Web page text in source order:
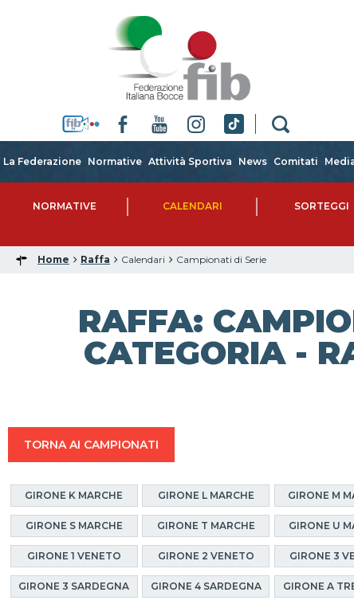
La Federazione Normative Attività Sportiva News Comitati
NORMATIVE CALENDARI SORTEGGI
Home Raffa Calendari Campionati di Serie
RAFFA:
CATEGORIA -
TORNA AI CAMPIONATI
GIRONE K MARCHE GIRONE L MARCHE GIRONE M
GIRONE S MARCHE GIRONE T MARCHE GIRONE U
GIRONE 1 VENETO GIRONE 2 VENETO GIRONE 3
GIRONE 3 SARDEGNA GIRONE 4 SARDEGNA GIRONE A